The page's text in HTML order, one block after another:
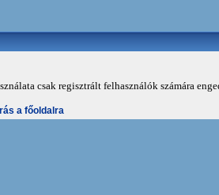
csak regisztrált felhasználók számára
a főoldalra